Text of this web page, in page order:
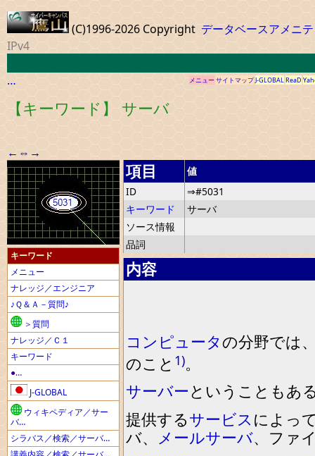
(C)1996-2026 Copyright データベースアメニ
IPv4
… メニューサイトマップJ-GLOBALReaD
【キーワード】 サーバ
← ⇔ →
キーワード
メニュー
ナレッジ／エンジニア
♪Ｑ＆Ａ－質問♪
＞質問
ナレッジ／Ｃ１
キーワード
●…
J-GLOBAL
ウィキペディア／サー
バ…
シラバス／検索／サーバ…
項目
値
ID
⇒#5031
キーワード
サーバ
ソース情報
品詞
内容
コンピュータの分野では
のこと 1)。
サーバーということもあ
提供するサービス によっ
バ、 メールサーバ、 ファ